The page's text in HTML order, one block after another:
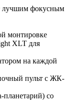
лучшим фокусным
монтировке
XLT для
на каждой
пульт с ЖК-
планетарий) со